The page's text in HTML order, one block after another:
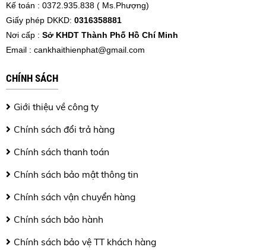
Kế toán : 0372.935.838 ( Ms.Phượng)
Giấy phép DKKD: 0316358881
Nơi cấp : Sở KHDT Thành Phố Hồ Chí Minh
Email : cankhaithienphat@gmail.com
CHÍNH SÁCH
Giới thiệu về công ty
Chính sách đổi trả hàng
Chính sách thanh toán
Chính sách bảo mật thông tin
Chính sách vận chuyển hàng
Chính sách bảo hành
Chính sách bảo vệ TT khách hàng